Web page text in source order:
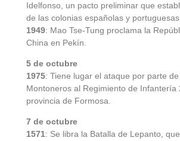
Idelfonso, un pacto preliminar que
de las colonias españolas y portuguesas
1949: Mao Tse-Tung proclama la
China en Pekín.
5 de octubre
1975: Tiene lugar el ataque por parte
Montoneros al Regimiento de Infantería
provincia de Formosa.
7 de octubre
1571: Se libra la Batalla de Lepanto,